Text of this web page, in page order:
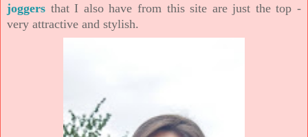
joggers that I also have from this site are just the top -
very attractive and stylish.